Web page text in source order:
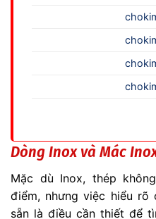
Dòng Inox và Mác
Mặc dù Inox, thép
điểm, nhưng việc hiểu rõ
sẵn là điều cần thiết để